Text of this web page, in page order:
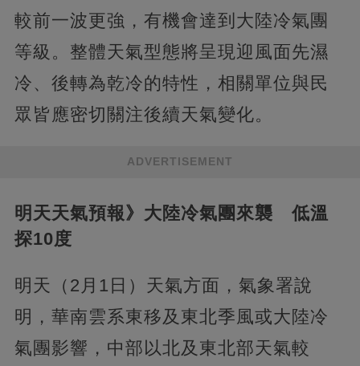
較前一波更強，有機會達到大陸冷氣團
等級。整體天氣型態將呈現迎風面先濕
冷、後轉為乾冷的特性，相關單位與民
眾皆應密切關注後續天氣變化。
ADVERTISEMENT
明天天氣預報》大陸冷氣團來襲 低溫
探10度
明天（2月1日）天氣方面，氣象署說
明，華南雲系東移及東北季風或大陸冷
氣團影響，中部以北及東北部天氣較